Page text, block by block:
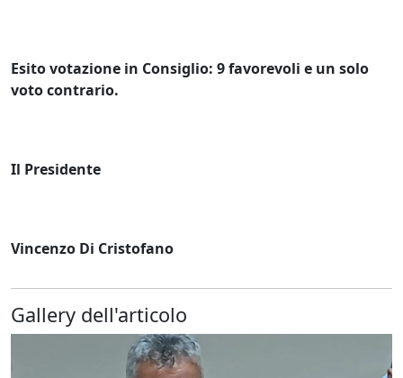
Esito votazione in Consiglio: 9 favorevoli e un solo
voto contrario.
Il Presidente
Vincenzo Di Cristofano
Gallery dell'articolo